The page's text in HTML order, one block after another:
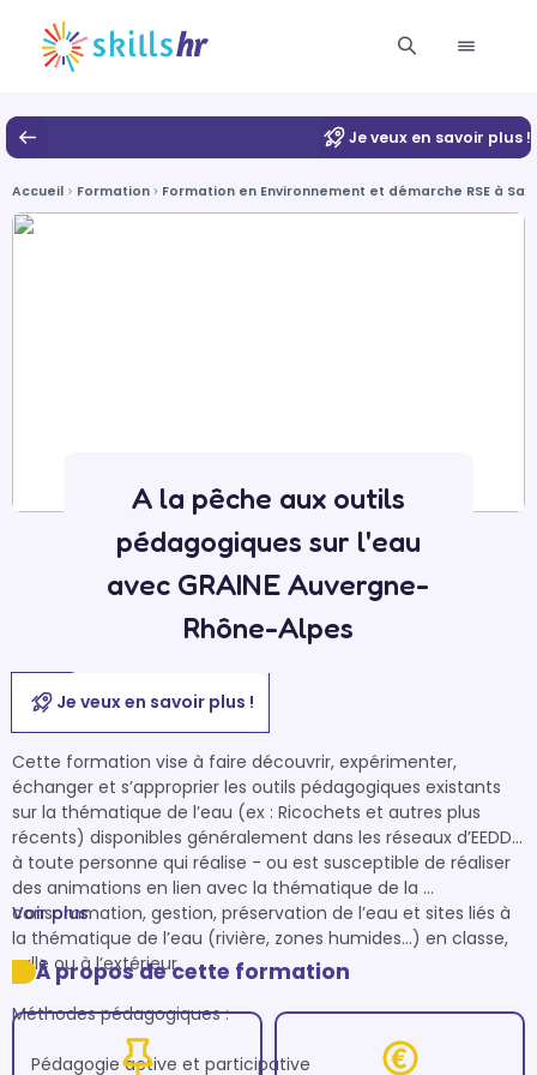
Je veux en savoir plus !
Accueil Formation Formation en Environnement et démarche RSE à
A la pêche aux outils
pédagogiques sur l'eau
avec GRAINE Auvergne-
Rhône-Alpes
Je veux en savoir plus !
Cette formation vise à faire découvrir, expérimenter,
échanger et s’approprier les outils pédagogiques existants
sur la thématique de l’eau (ex : Ricochets et autres plus
récents) disponibles généralement dans les réseaux d’EEDD…
à toute personne qui réalise - ou est susceptible de réaliser
des animations en lien avec la thématique de la
consommation, gestion, préservation de l’eau et sites liés à
la thématique de l’eau (rivière, zones humides…) en classe,
salle ou à l’extérieur.
Méthodes pédagogiques :
    Pédagogie active et participative
Voir plus
À propos de cette formation